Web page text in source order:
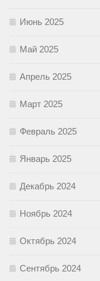
Июнь 2025
Май 2025
Апрель 2025
Март 2025
Февраль 2025
Январь 2025
Декабрь 2024
Ноябрь 2024
Октябрь 2024
Сентябрь 2024